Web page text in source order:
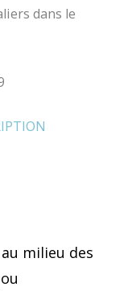
dans le
milieu des